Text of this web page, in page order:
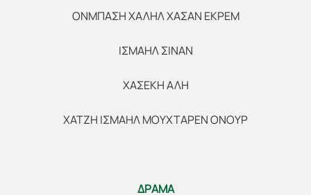
ΟΝΜΠΑΣΗ ΧΑΛΗΛ ΧΑΣΑΝ ΕΚΡΕΜ
ΙΣΜΑΗΛ ΣΙΝΑΝ
ΧΑΣΕΚΗ ΑΛΗ
ΧΑΤΖΗ ΙΣΜΑΗΛ ΜΟΥΧΤΑΡΕΝ ΟΝΟΥΡ
ΔΡΑΜΑ